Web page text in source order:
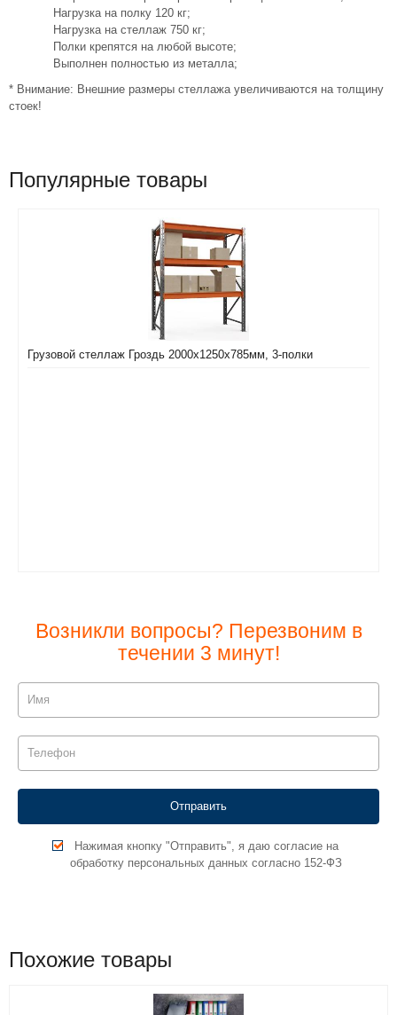
Нагрузка на полку 120 кг;
Нагрузка на стеллаж 750 кг;
Полки крепятся на любой высоте;
Выполнен полностью из металла;
* Внимание: Внешние размеры стеллажа увеличиваются на толщину
стоек!
Популярные товары
Грузовой стеллаж Гроздь 2000х1250х785мм, 3-полки
Возникли вопросы? Перезвоним в
течении 3 минут!
Нажимая кнопку "Отправить", я даю согласие на
обработку персональных данных согласно 152-ФЗ
Похожие товары